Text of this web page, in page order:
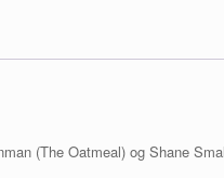
(The Oatmeal) og Shane